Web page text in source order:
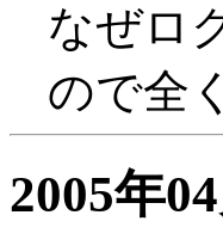
なぜロ
ので全
2005年